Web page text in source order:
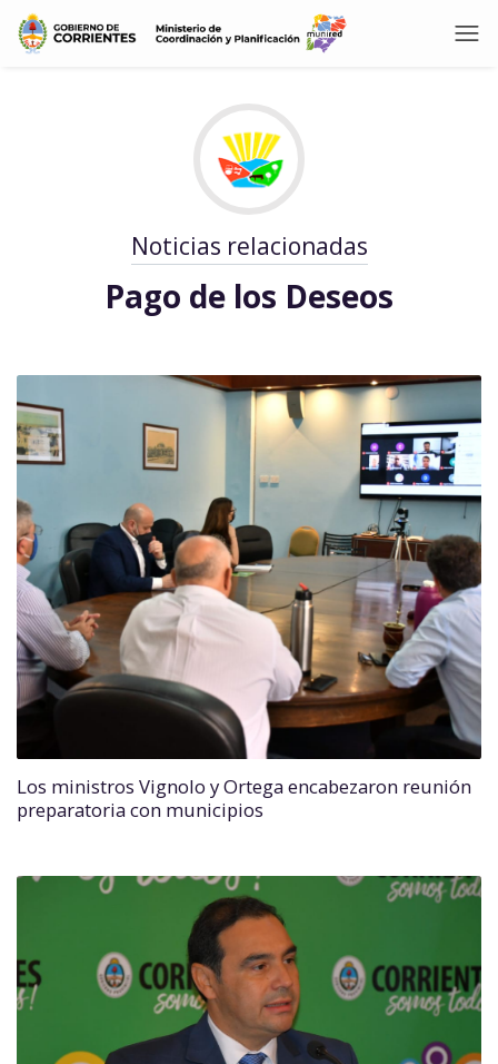
Noticias relacionadas
Pago de los Deseos
Los ministros Vignolo y Ortega encabezaron reunión
preparatoria con municipios